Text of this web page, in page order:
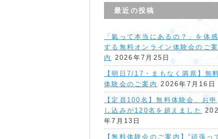
最近の投稿
「氣って本当にあるの？」を体感
する無料オンライン体験会のご案
内
2026年7月25日
【明日7/17・まもなく満席】無
体験会のご案内
2026年7月16日
【定員100名】無料体験会、お申
し込みが120名を超えました
年7月13日
【無料体験会のご案内】“頑張っ